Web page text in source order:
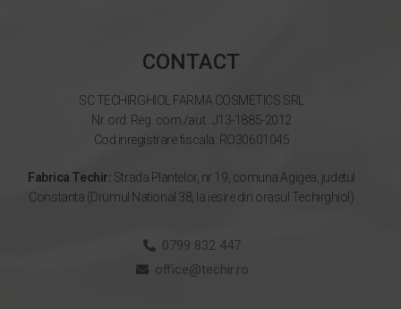
CONTACT
SC TECHIRGHIOL FARMA COSMETICS SRL
Nr. ord. Reg. com./aut.: J13-1885-2012
Cod inregistrare fiscala: RO30601045
Fabrica Techir: Strada Plantelor, nr 19, comuna Agigea, judetul
Constanta (Drumul National 38, la iesire din orasul Techirghiol)
0799 832 447
office@techir.ro